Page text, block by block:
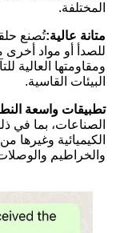
المختلفة.
متانة عالية:تُصنع
للصدأ أو مواد أخرى
ومقاومتها العالية
البيئات القاسية.
تطبيقات واسعة
الصناعات، بما في
الكيميائية وغيرها
والخراطيم